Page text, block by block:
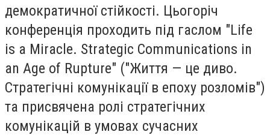
демократичної стійкості. Цьогоріч
конференція проходить під гаслом "Life
is a Miracle. Strategic Communications in
an Age of Rupture" ("Життя — це диво.
Стратегічні комунікації в епоху розломів")
та присвячена ролі стратегічних
комунікацій в умовах сучасних